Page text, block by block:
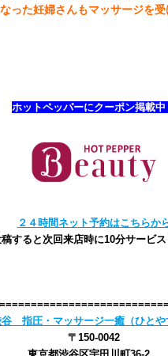
った妊婦さんもマッサージを
ホットペッパーにクーポン掲載中
２４時間ネット予約はこちらか
すると次回来店時に10分サービス
指圧・マッサージ一癒（ひとや
〒150-0042